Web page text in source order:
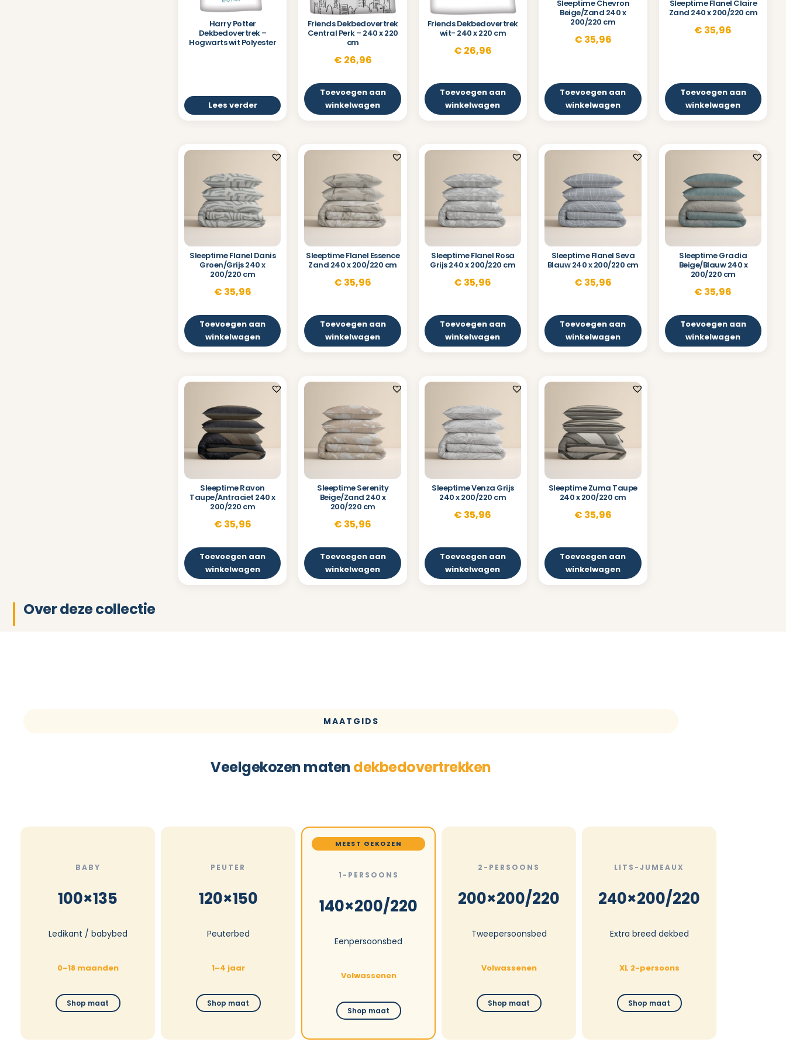
Harry Potter
Dekbedovertrek –
Hogwarts wit Polyester
Lees verder
Friends Dekbedovertrek
Central Perk – 240 x 220
cm
€ 26,96
Toevoegen aan
winkelwagen
Friends Dekbedovertrek
wit- 240 x 220 cm
€ 26,96
Toevoegen aan
winkelwagen
Sleeptime Chevron
Beige/Zand 240 x
200/220 cm
€ 35,96
Toevoegen aan
winkelwagen
Sleeptime Flanel Claire
Zand 240 x 200/220 cm
€ 35,96
Toevoegen aan
winkelwagen
Sleeptime Flanel Danis
Groen/Grijs 240 x
200/220 cm
€ 35,96
Toevoegen aan
winkelwagen
Sleeptime Flanel Essence
Zand 240 x 200/220 cm
€ 35,96
Toevoegen aan
winkelwagen
Sleeptime Flanel Rosa
Grijs 240 x 200/220 cm
€ 35,96
Toevoegen aan
winkelwagen
Sleeptime Flanel Seva
Blauw 240 x 200/220 cm
€ 35,96
Toevoegen aan
winkelwagen
Sleeptime Gradia
Beige/Blauw 240 x
200/220 cm
€ 35,96
Toevoegen aan
winkelwagen
Sleeptime Ravon
Taupe/Antraciet 240 x
200/220 cm
€ 35,96
Toevoegen aan
winkelwagen
Sleeptime Serenity
Beige/Zand 240 x
200/220 cm
€ 35,96
Toevoegen aan
winkelwagen
Sleeptime Venza Grijs
240 x 200/220 cm
€ 35,96
Toevoegen aan
winkelwagen
Sleeptime Zuma Taupe
240 x 200/220 cm
€ 35,96
Toevoegen aan
winkelwagen
Over deze collectie
MAATGIDS
Veelgekozen matendekbedovertrekken
BABY
100×135
Ledikant / babybed
0–18 maanden
Shop maat
PEUTER
120×150
Peuterbed
1–4 jaar
Shop maat
MEEST GEKOZEN
1-PERSOONS
140×200/220
Eenpersoonsbed
Volwassenen
Shop maat
2-PERSOONS
200×200/220
Tweepersoonsbed
Volwassenen
Shop maat
LITS-JUMEAUX
240×200/220
Extra breed dekbed
XL 2-persoons
Shop maat